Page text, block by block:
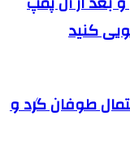
استان | احتمال طوفان گرد و